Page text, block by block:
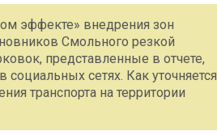
эффекте» внедрения зон
Смольного резкой
представленные в отчете,
сетях. Как уточняется
транспорта на территории